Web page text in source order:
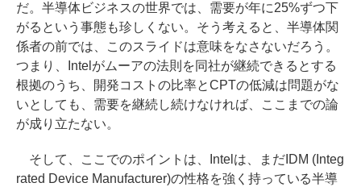
だ。半導体ビジネスの世界では、需要が年に25%ずつ下
がるという事態も珍しくない。そう考えると、半導体関
係者の前では、このスライドは意味をなさないだろう。
つまり、Intelがムーアの法則を同社が継続できるとする
根拠のうち、開発コストの比率とCPTの低減は問題がな
いとしても、需要を継続し続けなければ、ここまでの論
が成り立たない。
そして、ここでのポイントは、Intelは、まだIDM (Integ
rated Device Manufacturer)の性格を強く持っている半導